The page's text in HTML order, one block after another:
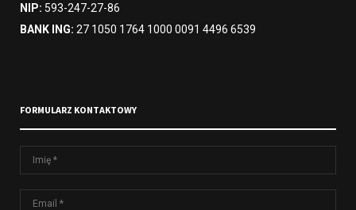
NIP: 593-247-27-86
BANK ING: 27 1050 1764 1000 0091 4496 6539
FORMULARZ KONTAKTOWY